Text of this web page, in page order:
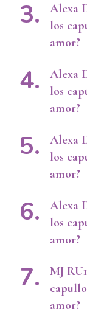
Alexa
los
amor?
Alexa
los
amor?
Alexa
los
amor?
Alexa
los
amor?
MJ
amor?